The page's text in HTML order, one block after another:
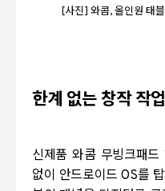
[사진] 와콤, 올인원 태블
한계 없는 창작 작
신제품 와콤 무빙크패드
없이 안드로이드 OS를